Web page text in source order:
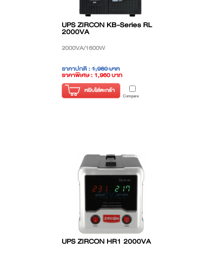
UPS ZIRCON KB-Series RL
2000VA
2000VA/1600W
ราคาปกติ :1,960 บาท
ราคาพิเศษ : 1,960 บาท
( ราคาไม่รวมภาษี )
หยิบใส่ตะกร้า
Compare
UPS ZIRCON HR1 2000VA